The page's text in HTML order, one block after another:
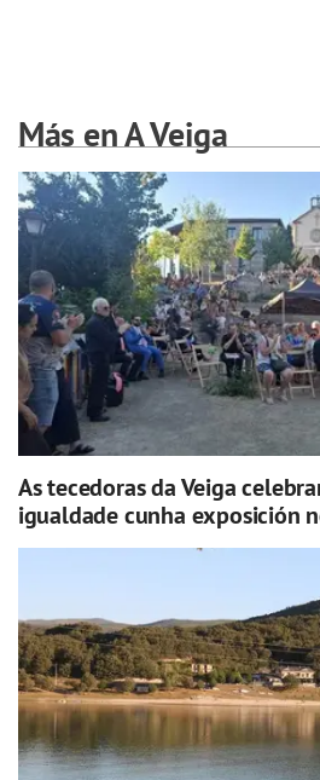
Más en A Veiga
As tecedoras da Veiga
igualdade cunha exposición